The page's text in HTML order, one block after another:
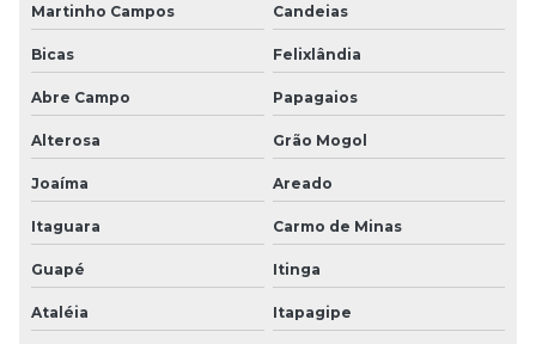
Martinho Campos Candeias
Bicas Felixlândia
Abre Campo Papagaios
Alterosa Grão Mogol
Joaíma Areado
Itaguara Carmo de Minas
Guapé Itinga
Ataléia Itapagipe